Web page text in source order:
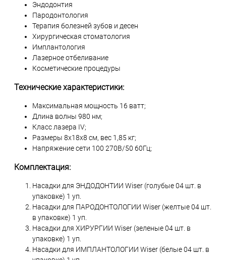
Эндодонтия
Пародонтология
Терапия болезней зубов и десен
Хирургическая стоматология
Имплантология
Лазерное отбеливание
Косметические процедуры
Технические характеристики:
Максимальная мощность 16 ватт;
Длина волны 980 нм;
Класс лазера IV;
Размеры 8x18x8 см, вес 1,85 кг;
Напряжение сети 100 270В/50 60Гц;
Комплектация:
Насадки для ЭНДОДОНТИИ Wiser (голубые 04 шт. в
упаковке) 1 уп.
Насадки для ПАРОДОНТОЛОГИИ Wiser (желтые 04 шт.
в упаковке) 1 уп.
Насадки для ХИРУРГИИ Wiser (зеленые 04 шт. в
упаковке) 1 уп.
Насадки для ИМПЛАНТОЛОГИИ Wiser (белые 04 шт. в